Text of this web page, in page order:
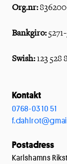
Org.nr:
Bankgiro:
Swish:123 528
Kontakt
0768-03 10 51
Postadress
Karlshamns